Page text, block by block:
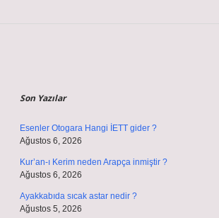
Son Yazılar
Esenler Otogara Hangi İETT gider ?
Ağustos 6, 2026
Kur’an-ı Kerim neden Arapça inmiştir ?
Ağustos 6, 2026
Ayakkabıda sıcak astar nedir ?
Ağustos 5, 2026